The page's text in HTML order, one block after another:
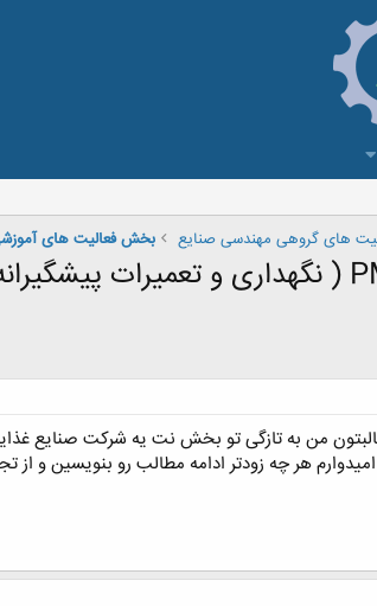
های گروهی مهندسی صنایع بخش فعالیت های
من به تازگی تو بخش نت یه شرکت صنایع
هر چه زودتر ادامه مطالب رو بنویسین و